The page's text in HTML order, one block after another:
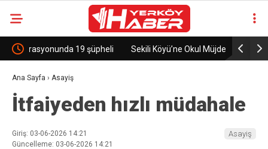
Sekili Köyü’ne Okul Müjdesi! 29 Yıllık
Ana Sayfa › Asayiş
İtfaiyeden hızlı müdahale
Giriş: 03-06-2026 14:21
Güncelleme: 03-06-2026 14:21
Asayiş